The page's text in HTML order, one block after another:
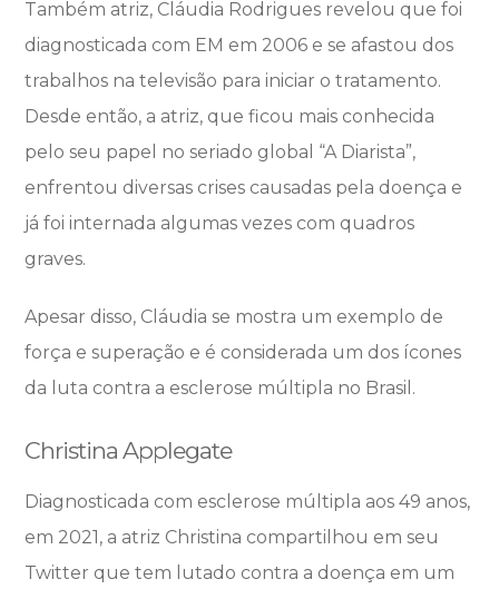
Também atriz, Cláudia Rodrigues revelou que foi
diagnosticada com EM em 2006 e se afastou dos
trabalhos na televisão para iniciar o tratamento.
Desde então, a atriz, que ficou mais conhecida
pelo seu papel no seriado global “A Diarista”,
enfrentou diversas crises causadas pela doença e
já foi internada algumas vezes com quadros
graves.
Apesar disso, Cláudia se mostra um exemplo de
força e superação e é considerada um dos ícones
da luta contra a esclerose múltipla no Brasil.
Christina Applegate
Diagnosticada com esclerose múltipla aos 49 anos,
em 2021, a atriz Christina compartilhou em seu
Twitter que tem lutado contra a doença em um